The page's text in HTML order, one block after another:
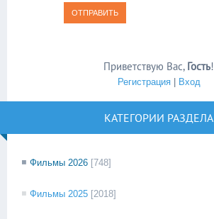
ОТПРАВИТЬ
Приветствую Вас, Гость!
Регистрация| Вход
КАТЕГОРИИ РАЗДЕЛА
Фильмы 2026 [748]
Фильмы 2025 [2018]